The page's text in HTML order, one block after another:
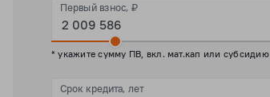
Первый взнос, ₽
* укажите сумму ПВ, вкл. мат.кап или субсидию
Срок кредита, лет